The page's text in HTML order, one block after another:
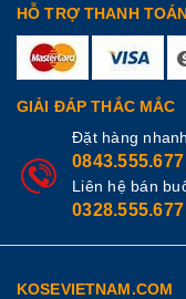
HỖ TRỢ THANH
GIẢI ĐÁP THẮC MẮC
Đặt hàng
0843.555.677
Liên hệ bán
0328.555.677
KOSEVIETNAM.COM